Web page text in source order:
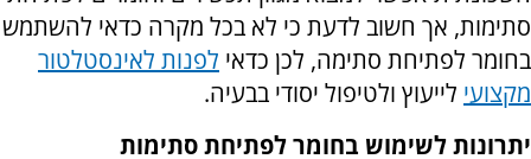
סתימות, אך חשוב לדעת כי לא בכל מקרה כדאי להשתמש
בחומר לפתיחת סתימה, לכן כדאי לפנות לאינסטלטור
מקצועי לייעוץ ולטיפול יסודי בבעיה.
יתרונות לשימוש בחומר לפתיחת סתימות